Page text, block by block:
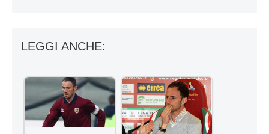
LEGGI ANCHE: